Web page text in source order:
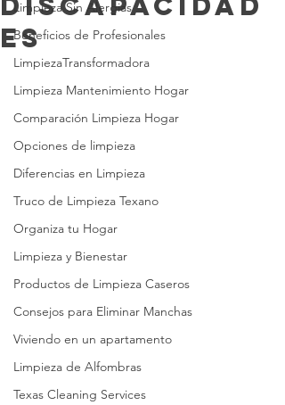
Limpieza Sin Alergias
Beneficios de Profesionales
LimpiezaTransformadora
Limpieza Mantenimiento Hogar
Comparación Limpieza Hogar
Opciones de limpieza
Diferencias en Limpieza
Truco de Limpieza Texano
Organiza tu Hogar
Limpieza y Bienestar
Productos de Limpieza Caseros
Consejos para Eliminar Manchas
Viviendo en un apartamento
Limpieza de Alfombras
Texas Cleaning Services
es